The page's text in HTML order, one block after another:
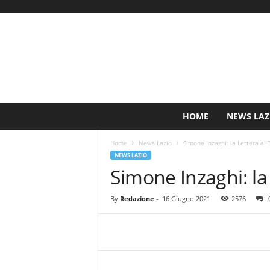
HOME NEWS
Home News Lazio Simone Inzaghi: la Lettera ai
NEWS LAZIO
Simone Inzaghi:
By Redazione - 16 Giugno 2021 2576